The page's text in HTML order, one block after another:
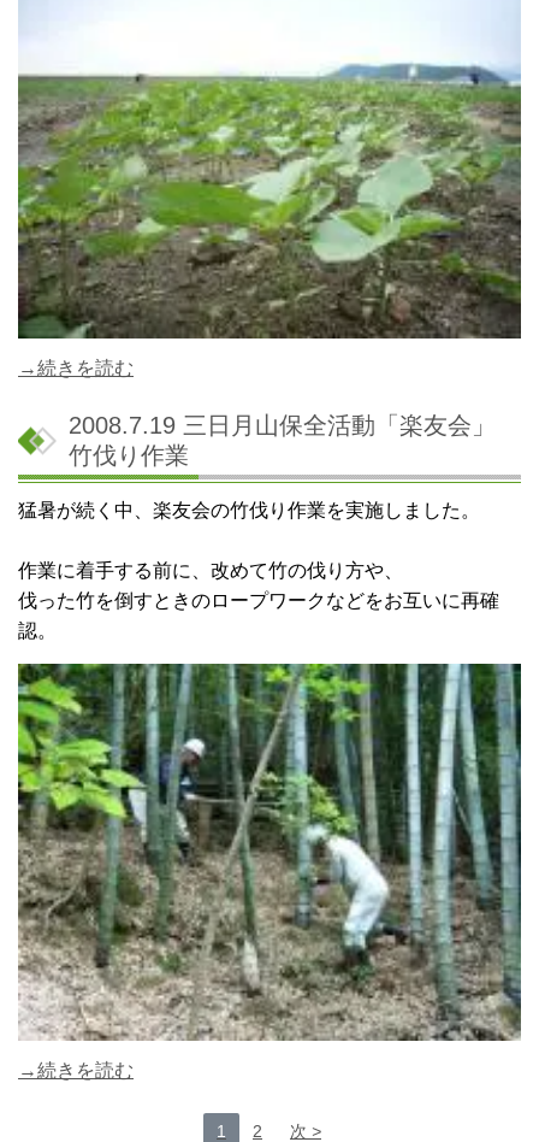
→続きを読む
2008.7.19 三日月山保全活動「楽友会」
竹伐り作業
猛暑が続く中、楽友会の竹伐り作業を実施しました。
作業に着手する前に、改めて竹の伐り方や、
伐った竹を倒すときのロープワークなどをお互いに再確
認。
→続きを読む
1 2 次